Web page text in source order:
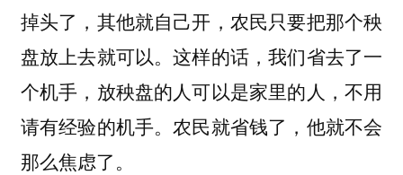
掉头了，其他就自己开，农民只要把那个秧
盘放上去就可以。这样的话，我们省去了一
个机手，放秧盘的人可以是家里的人，不用
请有经验的机手。农民就省钱了，他就不会
那么焦虑了。